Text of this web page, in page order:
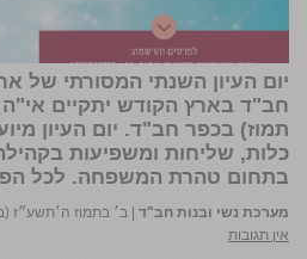
יום העיון השנתי המסורתי של
חב"ד בארץ הקודש יתקיים
תמוז) בכפר חב"ד. יום העיון
כלות, שליחות ומשפיעות
בתחום טהרת המשפחה. לכל
מערכת נשי ובנות חב"ד ב׳ בתמוז ה׳תשע״ז (ב׳
אין תגובות